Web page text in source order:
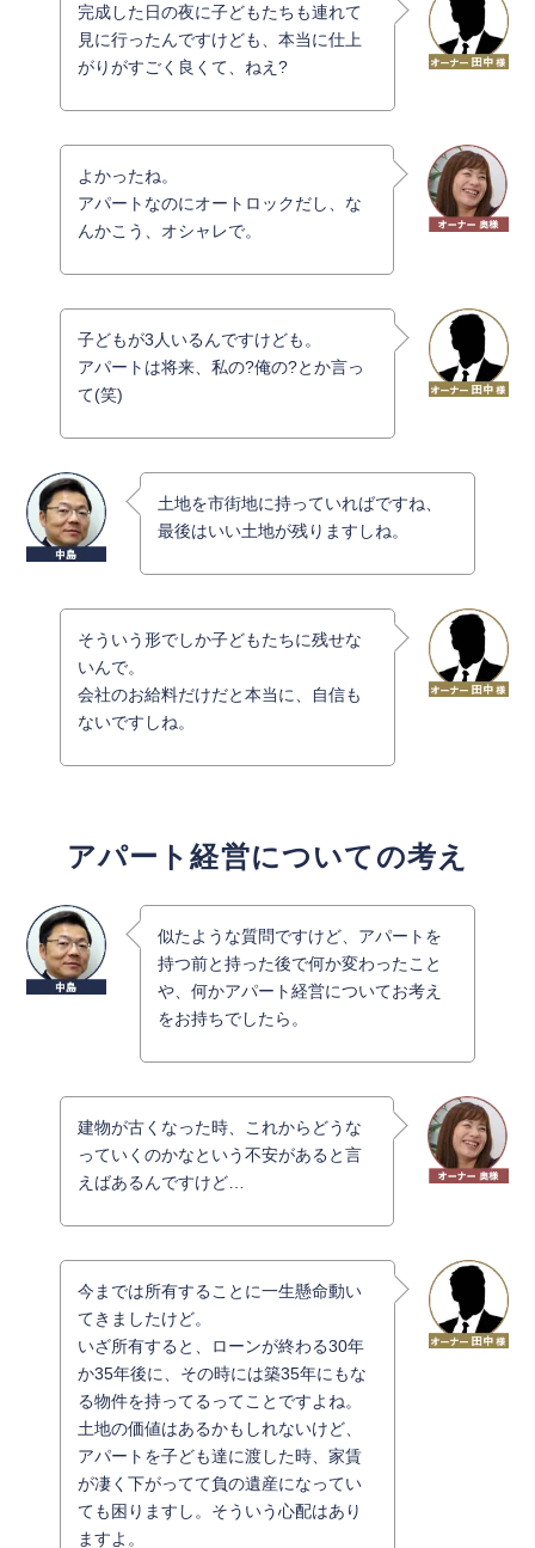
完成した日の夜に子どもたちも連れて
見に行ったんですけども、本当に仕上
がりがすごく良くて、ねえ?
よかったね。
アパートなのにオートロックだし、な
んかこう、オシャレで。
子どもが3人いるんですけども。
アパートは将来、私の?俺の?とか言っ
て(笑)
土地を市街地に持っていればですね、
最後はいい土地が残りますしね。
そういう形でしか子どもたちに残せな
いんで。
会社のお給料だけだと本当に、自信も
ないですしね。
アパート経営についての考え
似たような質問ですけど、アパートを
持つ前と持った後で何か変わったこと
や、何かアパート経営についてお考え
をお持ちでしたら。
建物が古くなった時、これからどうな
っていくのかなという不安があると言
えばあるんですけど…
今までは所有することに一生懸命動い
てきましたけど。
いざ所有すると、ローンが終わる30年
か35年後に、その時には築35年にもな
る物件を持ってるってことですよね。
土地の価値はあるかもしれないけど、
アパートを子ども達に渡した時、家賃
が凄く下がってて負の遺産になってい
ても困りますし。そういう心配はあり
ますよ。